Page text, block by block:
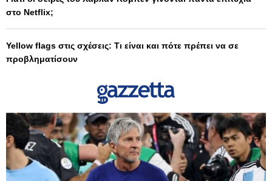
στο Netflix;
Yellow flags στις σχέσεις: Τι είναι και πότε πρέπει να σε
προβληματίσουν